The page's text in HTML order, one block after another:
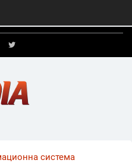
система